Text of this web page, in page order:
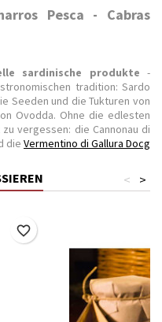
Pesca - Cabras
sardinische produkte -
tradition: Sardo
Seeden und die Tukturen von
Ovodda. Ohne die edlesten
vergessen: die Cannonau di
die Vermentino di Gallura Docg
>
<
favorite_border